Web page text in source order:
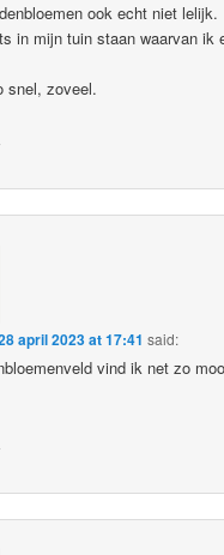
ook echt niet lelijk.
in mijn tuin staan waarvan ik
snel, zoveel.
april 2023 at 17:41 said:
vind ik net zo